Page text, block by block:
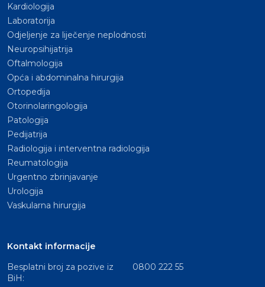
Kardiologija
Laboratorija
Odjeljenje za liječenje neplodnosti
Neuropsihijatrija
Oftalmologija
Opća i abdominalna hirurgija
Ortopedija
Otorinolaringologija
Patologija
Pedijatrija
Radiologija i interventna radiologija
Reumatologija
Urgentno zbrinjavanje
Urologija
Vaskularna hirurgija
Kontakt informacije
Besplatni broj za pozive iz
BiH:
0800 222 55